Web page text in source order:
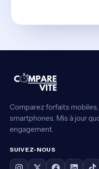
Comparez forfaits
smartphones. Mis à jour
engagement.
SUIVEZ-NOUS